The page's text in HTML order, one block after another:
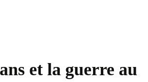
et la guerre au